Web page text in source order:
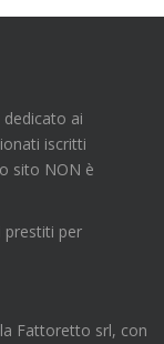
ai
iscritti
sito NON è
prestiti per
Fattoretto srl, con